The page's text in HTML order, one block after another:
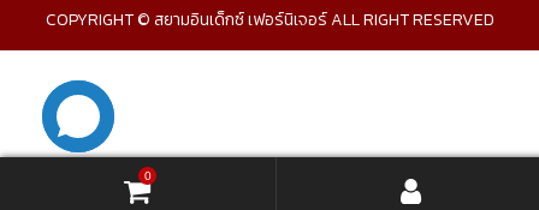
COPYRIGHT © สยามอินเด็กซ์ เฟอร์นิเจอร์ ALL RIGHT RESERVED
0